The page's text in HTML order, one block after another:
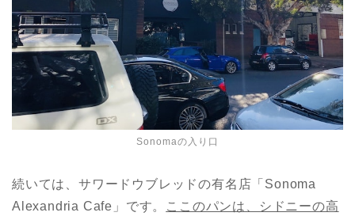
Sonomaの入り口
続いては、サワードウブレッドの有名店「Sonoma
Alexandria Cafe」です。
ここのパンは、シドニーの高